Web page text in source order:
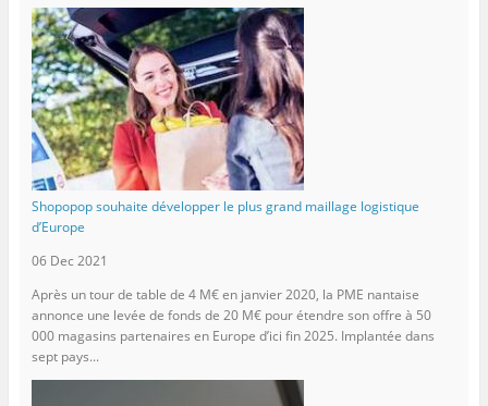
Shopopop souhaite développer le plus grand maillage logistique
d’Europe
06 Dec 2021
Après un tour de table de 4 M€ en janvier 2020, la PME nantaise
annonce une levée de fonds de 20 M€ pour étendre son offre à 50
000 magasins partenaires en Europe d’ici fin 2025. Implantée dans
sept pays...